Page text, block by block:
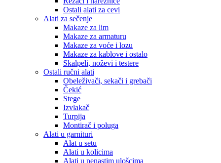
Ostali alati za cevi
Alati za sečenje
Makaze za lim
Makaze za armaturu
Makaze za voće i lozu
Makaze za kablove i ostalo
Skalpeli, noževi i testere
Ostali ručni alati
Obeleživači, sekači i grebači
Čekić
Stege
Izvlakač
Turpija
Montirač i poluga
Alati u garnituri
Alat u setu
Alati u kolicima
Alati u penastim ulošcima